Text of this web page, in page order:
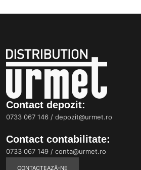
Contact depozit:
0733 067 146 / depozit@urmet.ro
Contact contabilitate:
0733 067 149 / conta@urmet.ro
CONTACTEAZĂ-NE